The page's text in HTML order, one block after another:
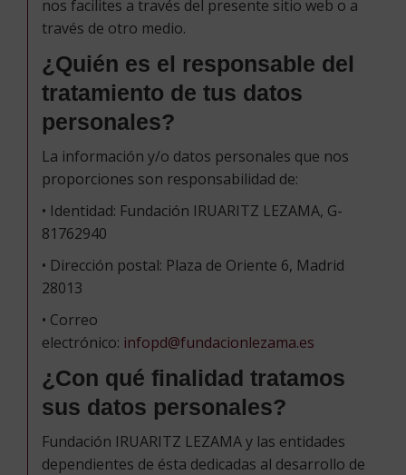
nos facilites a través del presente sitio web o a
través de otro medio.
¿Quién es el responsable del
tratamiento de tus datos
personales?
La información y/o datos personales que nos
proporciones son responsabilidad de:
• Identidad: Fundación IRUARITZ LEZAMA, G-
81762940
• Dirección postal: Plaza de Oriente 6, Madrid
28013
• Correo
electrónico: infopd@fundacionlezama.es
¿Con qué finalidad tratamos
sus datos personales?
Fundación IRUARITZ LEZAMA y las entidades
dependientes de ésta dedicadas al desarrollo de